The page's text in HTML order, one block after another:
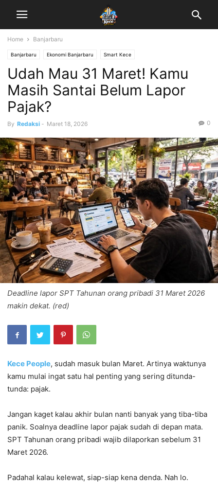
Home Banjarbaru
Banjarbaru Ekonomi Banjarbaru Smart Kece
Udah Mau 31 Maret! Kamu
Masih Santai Belum Lapor
Pajak?
By Redaksi - Maret 18, 2026 0
Deadline lapor SPT Tahunan orang pribadi 31 Maret 2026
makin dekat. (red)
Kece People, sudah masuk bulan Maret. Artinya waktunya
kamu mulai ingat satu hal penting yang sering ditunda-
tunda: pajak.
Jangan kaget kalau akhir bulan nanti banyak yang tiba-tiba
panik. Soalnya deadline lapor pajak sudah di depan mata.
SPT Tahunan orang pribadi wajib dilaporkan sebelum 31
Maret 2026.
Padahal kalau kelewat, siap-siap kena denda. Nah lo.